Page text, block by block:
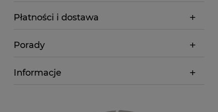
Płatności i dostawa
Porady
Informacje